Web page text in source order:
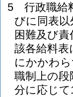
5
行政職給
びに同表
困難及び
該各給料
にかかわ
職制上の
分に応じ